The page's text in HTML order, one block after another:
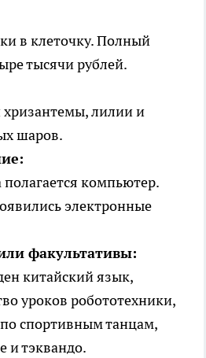
в клеточку. Полный
тысячи рублей.
лилии и
шаров.
компьютер.
электронные
факультативы:
китайский язык,
уроков робототехники,
спортивным танцам,
и тэквандо.